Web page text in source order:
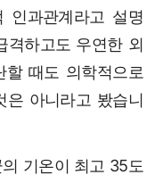
인과관계라고 설명
격하고도 우연한 외
할 때도 의학적으로
은 아니라고 봤습니
기온이 최고 35도